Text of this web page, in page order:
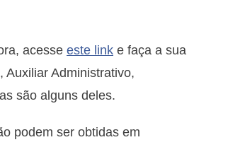
acesse este link e faça a sua
Auxiliar Administrativo,
são alguns deles.
podem ser obtidas em